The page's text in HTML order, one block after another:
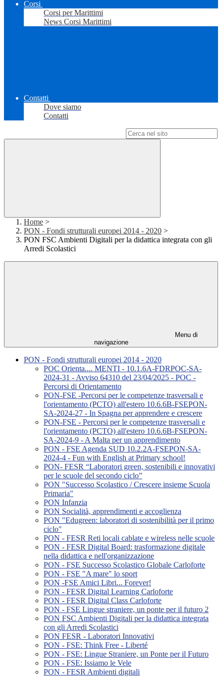
Corsi
Corsi per Marittimi
News Corsi Marittimi
Contatti
Dove siamo
Contatti
Home >
PON - Fondi strutturali europei 2014 - 2020 >
PON FSC Ambienti Digitali per la didattica integrata con gli
Arredi Scolastici
Menu di
navigazione
PON - Fondi strutturali europei 2014 - 2020
POC Orienta.... MENTI - 10.1.6A-FDRPOC-SA-
2024-31 - Avviso 64310 del 23/04/2025 - POC -
Percorsi di Orientamento
PON-FSE -Percorsi per le competenze trasversali e
l'orientamento (PCTO) all'estero 10.6.6B-FSEPON-
SA-2024-27 - In Spagna per apprendere e crescere
PON-FSE - Percorsi per le competenze trasversali e
l'orientamento (PCTO) all'estero 10.6.6B-FSEPON-
SA-2024-9 - A Malta per un apprendimento
PON - FSE Agenda SUD 10.2.2A-FSEPON-SA-
2024-4 - Fun with English at Primary school!
PON- FESR “Laboratori green, sostenibili e innovativi
per le scuole del secondo ciclo”
PON "Successo Scolastico / Crescere insieme Scuola
Primaria"
PON Infanzia
PON Socialità, apprendimenti e accoglienza
PON "Edugreen: laboratori di sostenibilità per il primo
ciclo"
PON - FESR Reti locali cablate e wireless nelle scuole
PON - FESR Digital Board: trasformazione digitale
nella didattica e nell'organizzazione
PON - FSE Successo Scolastico Globale Carloforte
PON - FSE "A mare" lo sport
PON -FSE Amici Libri... Forever!
PON - FESR Digital Learning Carloforte
PON - FESR Digital Class Carloforte
PON - FSE Lingue straniere, un ponte per il futuro 2
PON FSC Ambienti Digitali per la didattica integrata
con gli Arredi Scolastici
PON FESR - Laboratori Innovativi
PON - FSE: Think Free - Liberté
PON - FSE: Lingue Straniere, un Ponte per il Futuro
PON - FSE: Issiamo le Vele
PON - FESR Ambienti digitali